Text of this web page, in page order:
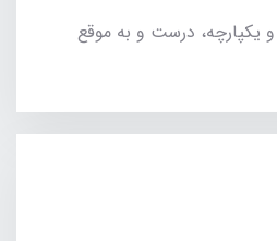
یکپارچه، درست و به موقع